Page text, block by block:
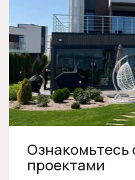
проектами